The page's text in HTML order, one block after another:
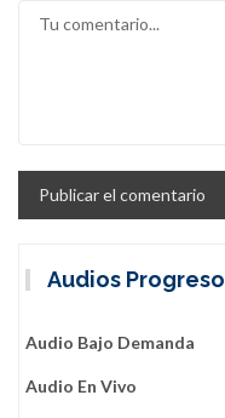
Audios Progreso
Audio Bajo Demanda
Audio En Vivo